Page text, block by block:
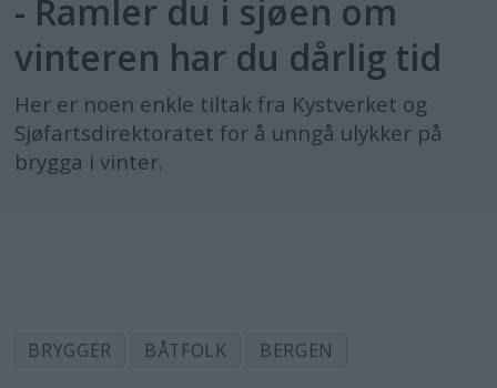
- Ramler du i sjøen om
vinteren har du dårlig tid
Her er noen enkle tiltak fra Kystverket og
Sjøfartsdirektoratet for å unngå ulykker på
brygga i vinter.
BRYGGER BÅTFOLK BERGEN